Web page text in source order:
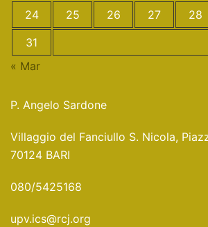
24
25 26 27 28
31
« Mar
P. Angelo Sardone
Villaggio del Fanciullo S. Nicola,
70124 BARI
080/5425168
upv.ics@rcj.org